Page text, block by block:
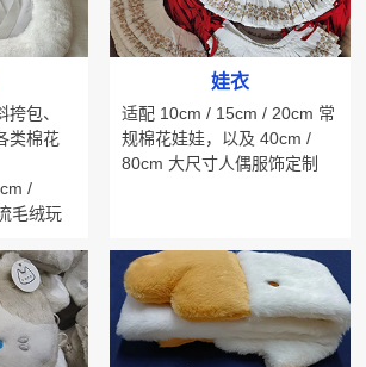
挎包、
类棉花
/
毛绒玩
娃衣
适配 10cm / 15cm / 20cm 常
规棉花娃娃，以及 40cm /
80cm 大尺寸人偶服饰定制